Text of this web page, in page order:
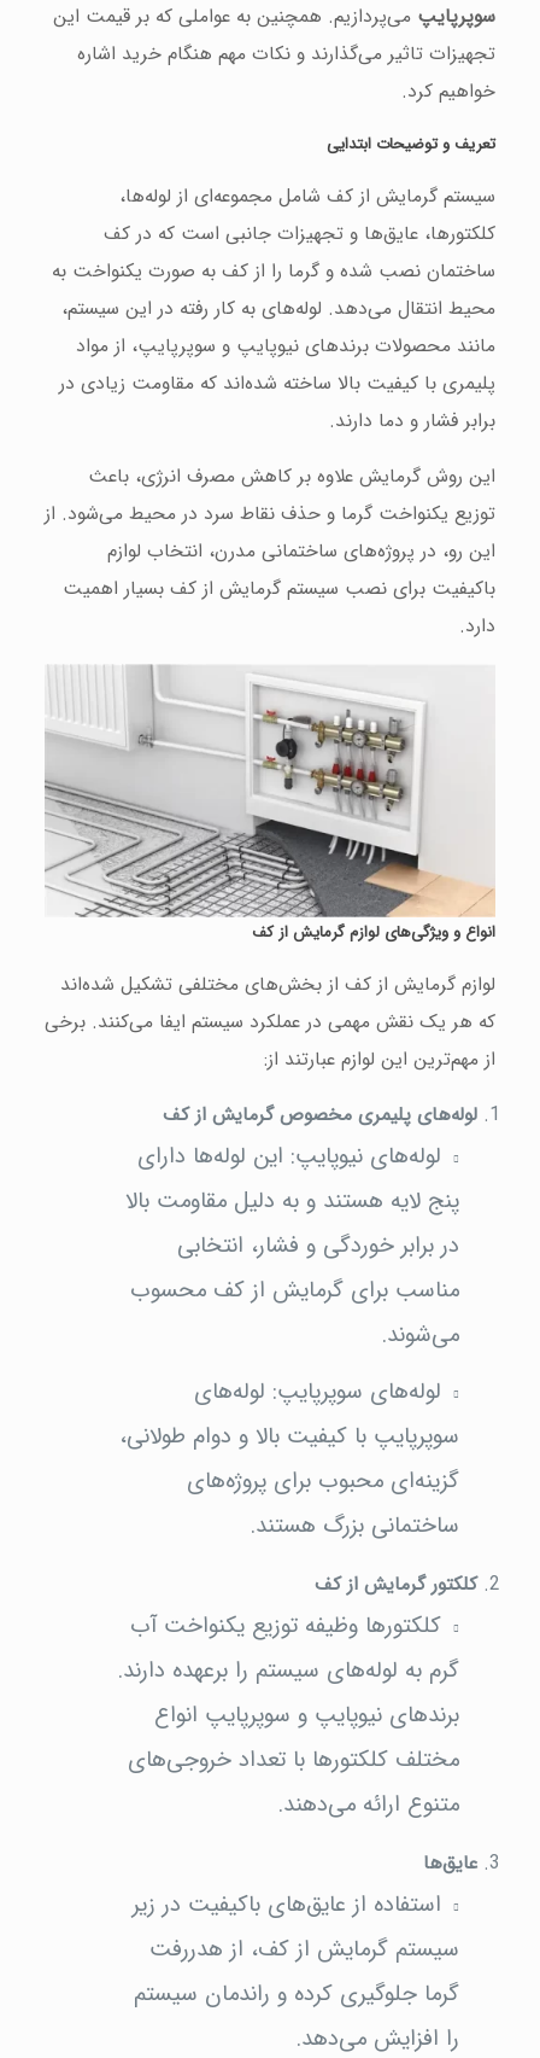
سوپرپایپ می‌پردازیم. همچنین به عواملی که بر قیمت این
تجهیزات تاثیر می‌گذارند و نکات مهم هنگام خرید اشاره
خواهیم کرد.
تعریف و توضیحات ابتدایی
سیستم گرمایش از کف شامل مجموعه‌ای از لوله‌ها،
کلکتورها، عایق‌ها و تجهیزات جانبی است که در کف
ساختمان نصب شده و گرما را از کف به صورت یکنواخت به
محیط انتقال می‌دهد. لوله‌های به کار رفته در این سیستم،
مانند محصولات برندهای نیوپایپ و سوپرپایپ، از مواد
پلیمری با کیفیت بالا ساخته شده‌اند که مقاومت زیادی در
برابر فشار و دما دارند.
این روش گرمایش علاوه بر کاهش مصرف انرژی، باعث
توزیع یکنواخت گرما و حذف نقاط سرد در محیط می‌شود. از
این رو، در پروژه‌های ساختمانی مدرن، انتخاب لوازم
باکیفیت برای نصب سیستم گرمایش از کف بسیار اهمیت
دارد.
انواع و ویژگی‌های لوازم گرمایش از کف
لوازم گرمایش از کف از بخش‌های مختلفی تشکیل شده‌اند
که هر یک نقش مهمی در عملکرد سیستم ایفا می‌کنند. برخی
از مهم‌ترین این لوازم عبارتند از:
لوله‌های پلیمری مخصوص گرمایش از کف
لوله‌های نیوپایپ: این لوله‌ها دارای
پنج لایه هستند و به دلیل مقاومت بالا
در برابر خوردگی و فشار، انتخابی
مناسب برای گرمایش از کف محسوب
می‌شوند.
لوله‌های سوپرپایپ: لوله‌های
سوپرپایپ با کیفیت بالا و دوام طولانی،
گزینه‌ای محبوب برای پروژه‌های
ساختمانی بزرگ هستند.
کلکتور گرمایش از کف
کلکتورها وظیفه توزیع یکنواخت آب
گرم به لوله‌های سیستم را برعهده دارند.
برندهای نیوپایپ و سوپرپایپ انواع
مختلف کلکتورها با تعداد خروجی‌های
متنوع ارائه می‌دهند.
عایق‌ها
استفاده از عایق‌های باکیفیت در زیر
سیستم گرمایش از کف، از هدررفت
گرما جلوگیری کرده و راندمان سیستم
را افزایش می‌دهد.